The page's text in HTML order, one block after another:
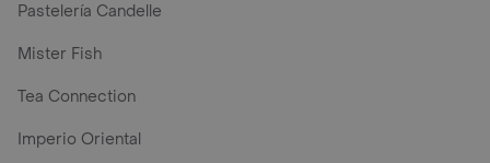
Pastelería Candelle
Mister Fish
Tea Connection
Imperio Oriental